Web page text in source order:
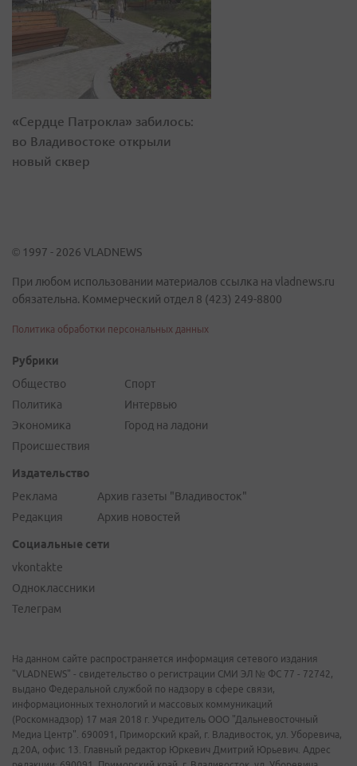
«Сердце Патрокла» забилось:
во Владивостоке открыли
новый сквер
© 1997 - 2026 VLADNEWS
При любом использовании материалов ссылка на vladnews.ru
обязательна. Коммерческий отдел 8 (423) 249-8800
Политика обработки персональных данных
Рубрики
Общество
Политика
Экономика
Происшествия
Спорт
Интервью
Город на ладони
Издательство
Реклама
Редакция
Архив газеты "Владивосток"
Архив новостей
Социальные сети
vkontakte
Одноклассники
Телеграм
На данном сайте распространяется информация сетевого издания
"VLADNEWS" - свидетельство о регистрации СМИ ЭЛ № ФС 77 - 72742,
выдано Федеральной службой по надзору в сфере связи,
информационных технологий и массовых коммуникаций
(Роскомнадзор) 17 мая 2018 г. Учредитель ООО "Дальневосточный
Медиа Центр". 690091, Приморский край, г. Владивосток, ул. Уборевича,
д.20А, офис 13. Главный редактор Юркевич Дмитрий Юрьевич. Адрес